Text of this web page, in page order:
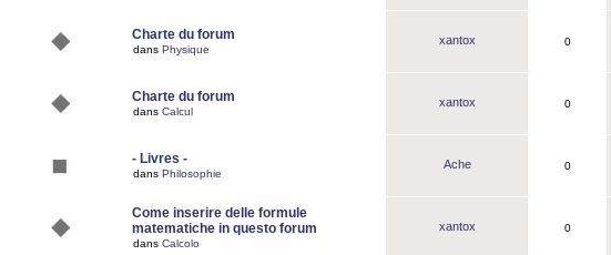
Charte du forum
dans Physique
xantox 0
Charte du forum
dans Calcul
xantox 0
- Livres -
dans Philosophie
Ache 0
Come inserire delle formule
matematiche in questo forum
dans Calcolo
xantox 0